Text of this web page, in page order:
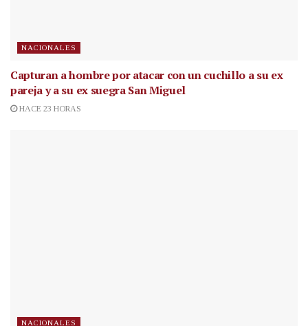
NACIONALES
Capturan a hombre por atacar con un cuchillo a su ex
pareja y a su ex suegra San Miguel
HACE 23 HORAS
NACIONALES